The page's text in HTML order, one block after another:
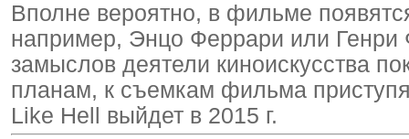
Вполне вероятно, в фильме
например, Энцо Феррари или
замыслов деятели киноискусства
планам, к съемкам фильма
Like Hell выйдет в 2015 г.